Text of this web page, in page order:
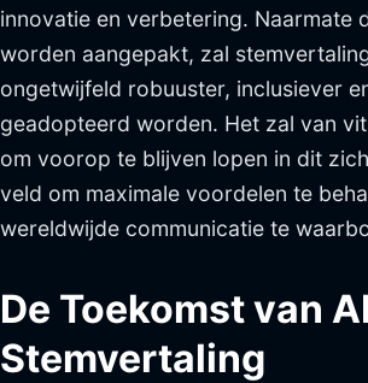
innovatie en verbetering. Naarmate
worden aangepakt, zal
ongetwijfeld robuuster, inclusiever
geadopteerd worden. Het zal van
om voorop te blijven lopen in dit
veld om maximale voordelen te
wereldwijde communicatie te
De Toekomst van AI
Stemvertaling